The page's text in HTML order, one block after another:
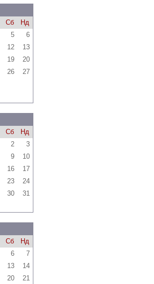
Сб
Нд
5
6
12
13
19
20
26
27
Сб
Нд
2
3
9
10
16
17
23
24
30 31
Сб
Нд
6
7
13
14
20 21